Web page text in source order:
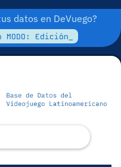
datos en DeVuego?
Edición_